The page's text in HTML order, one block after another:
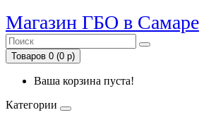
Магазин ГБО в Самаре
Товаров 0 (0 р)
Ваша корзина пуста!
Категории